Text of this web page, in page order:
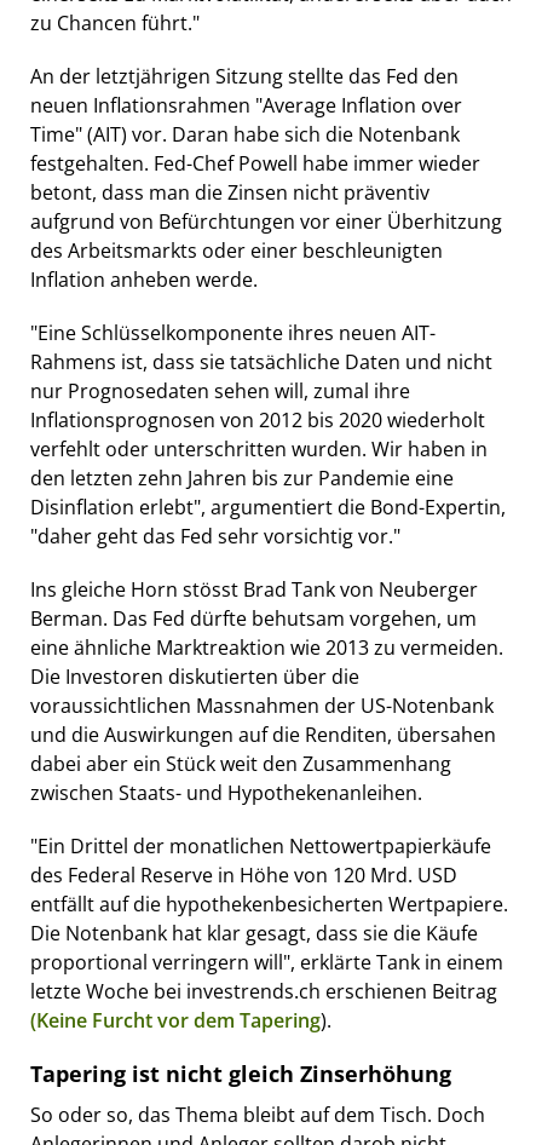
zu Chancen führt."
An der letztjährigen Sitzung stellte das Fed den
neuen Inflationsrahmen "Average Inflation over
Time" (AIT) vor. Daran habe sich die Notenbank
festgehalten. Fed-Chef Powell habe immer wieder
betont, dass man die Zinsen nicht präventiv
aufgrund von Befürchtungen vor einer Überhitzung
des Arbeitsmarkts oder einer beschleunigten
Inflation anheben werde.
"Eine Schlüsselkomponente ihres neuen AIT-
Rahmens ist, dass sie tatsächliche Daten und nicht
nur Prognosedaten sehen will, zumal ihre
Inflationsprognosen von 2012 bis 2020 wiederholt
verfehlt oder unterschritten wurden. Wir haben in
den letzten zehn Jahren bis zur Pandemie eine
Disinflation erlebt", argumentiert die Bond-Expertin,
"daher geht das Fed sehr vorsichtig vor."
Ins gleiche Horn stösst Brad Tank von Neuberger
Berman. Das Fed dürfte behutsam vorgehen, um
eine ähnliche Marktreaktion wie 2013 zu vermeiden.
Die Investoren diskutierten über die
voraussichtlichen Massnahmen der US-Notenbank
und die Auswirkungen auf die Renditen, übersahen
dabei aber ein Stück weit den Zusammenhang
zwischen Staats- und Hypothekenanleihen.
"Ein Drittel der monatlichen Nettowertpapierkäufe
des Federal Reserve in Höhe von 120 Mrd. USD
entfällt auf die hypothekenbesicherten Wertpapiere.
Die Notenbank hat klar gesagt, dass sie die Käufe
proportional verringern will", erklärte Tank in einem
letzte Woche bei investrends.ch erschienen Beitrag
(Keine Furcht vor dem Tapering).
Tapering ist nicht gleich Zinserhöhung
So oder so, das Thema bleibt auf dem Tisch. Doch